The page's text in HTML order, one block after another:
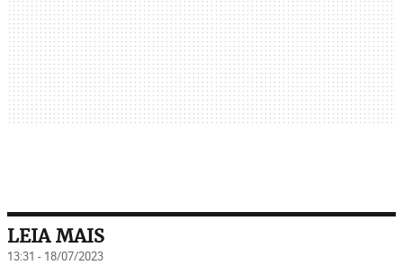
LEIA MAIS
13:31 - 18/07/2023